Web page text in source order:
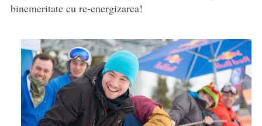
binemeritate cu re-energizarea!